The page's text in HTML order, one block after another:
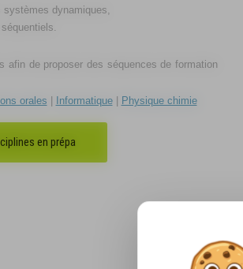
dynamiques,
de proposer des séquences de formation
orales | Informatique | Physique chimie
en prépa